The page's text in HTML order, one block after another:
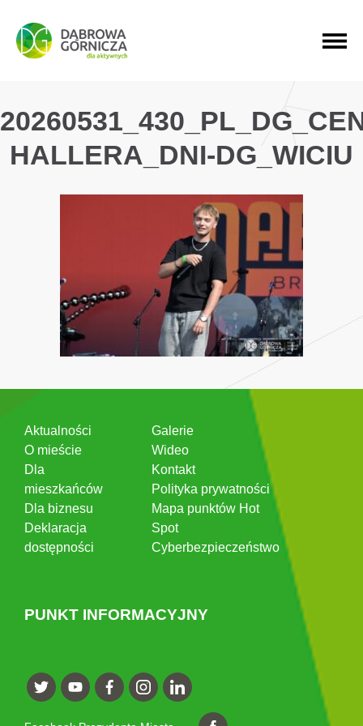
PRZEJDŹ DO MENU GŁÓWNEGO
PRZEJDŹ DO WYSZUKIWARKI
PRZEJDŹ DO TREŚCI
HALLERA_DNI-DG_WICIU
Aktualności
O mieście
Dla
mieszkańców
Dla biznesu
Deklaracja
dostępności
Galerie
Wideo
Kontakt
Polityka prywatności
Mapa punktów Hot
Spot
Cyberbezpieczeństwo
PUNKT INFORMACYJNY